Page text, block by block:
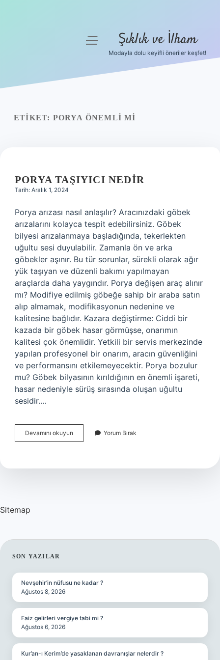
Yasal Uyarı
menüyü
Şıklık ve İlham
Modayla dolu keyifli öneriler keşfet!
ETIKET: PORYA ÖNEMLI MI
PORYA TAŞIYICI NEDIR
Tarih: Aralık 1, 2024
Porya arızası nasıl anlaşılır? Aracınızdaki göbek
arızalarını kolayca tespit edebilirsiniz. Göbek
bilyesi arızalanmaya başladığında, tekerlekten
uğultu sesi duyulabilir. Zamanla ön ve arka
göbekler aşınır. Bu tür sorunlar, sürekli olarak ağır
yük taşıyan ve düzenli bakımı yapılmayan
araçlarda daha yaygındır. Porya değişen araç alınır
mı? Modifiye edilmiş göbeğe sahip bir araba satın
alıp almamak, modifikasyonun nedenine ve
kalitesine bağlıdır. Kazara değiştirme: Ciddi bir
kazada bir göbek hasar görmüşse, onarımın
kalitesi çok önemlidir. Yetkili bir servis merkezinde
yapılan profesyonel bir onarım, aracın güvenliğini
ve performansını etkilemeyecektir. Porya bozulur
mu? Göbek bilyasının kırıldığının en önemli işareti,
hasar nedeniyle sürüş sırasında oluşan uğultu
sesidir.…
Devamını okuyun
Taşıyıcı
Yorum Bırak
Sitemap
SIDEBAR
SON YAZILAR
Nevşehir’in nüfusu ne kadar ?
Ağustos 8, 2026
Faiz gelirleri vergiye tabi mi ?
Ağustos 6, 2026
Kur’an-ı Kerim’de yasaklanan davranışlar nelerdir ?